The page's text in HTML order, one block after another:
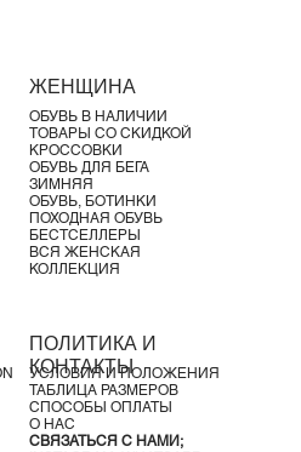
распределение нагрузки на
вероятность благодаря
затем перекатывается внутрь
и поддерживая вес тела
пронация)
ЖЕНЩИНА
ОБУВЬ В НАЛИЧИИ
ТОВАРЫ СО СКИДКОЙ
КРОССОВКИ
ОБУВЬ ДЛЯ БЕГА
ЗИМНЯЯ
ОБУВЬ, БОТИНКИ
ПОХОДНАЯ ОБУВЬ
БЕСТСЕЛЛЕРЫ
ВСЯ ЖЕНСКАЯ
КОЛЛЕКЦИЯ
ПОЛИТИКА И
КОНТАКТЫ
УСЛОВИЯ И ПОЛОЖЕНИЯ
ТАБЛИЦА РАЗМЕРОВ
СПОСОБЫ ОПЛАТЫ
О НАС
СВЯЗАТЬСЯ С НАМИ;